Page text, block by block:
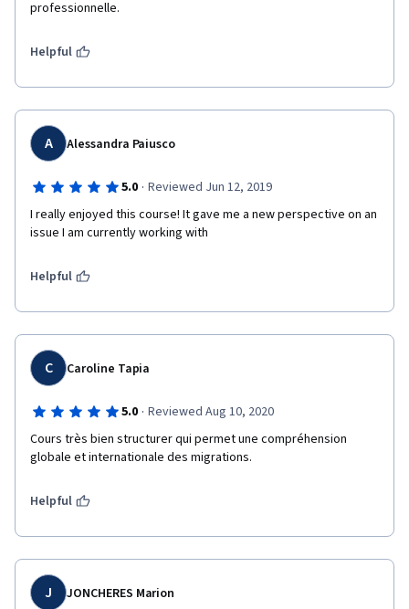
professionnelle.
Helpful
A Alessandra Paiusco
5.0 · Reviewed Jun 12, 2019
I really enjoyed this course! It gave me a new perspective on an
issue I am currently working with
Helpful
C Caroline Tapia
5.0 · Reviewed Aug 10, 2020
Cours très bien structurer qui permet une compréhension
globale et internationale des migrations.
Helpful
J JONCHERES Marion